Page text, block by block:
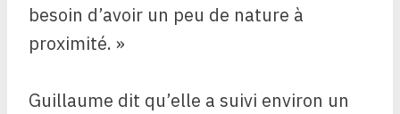
besoin d’avoir un peu de nature à
proximité. »
Guillaume dit qu’elle a suivi environ un